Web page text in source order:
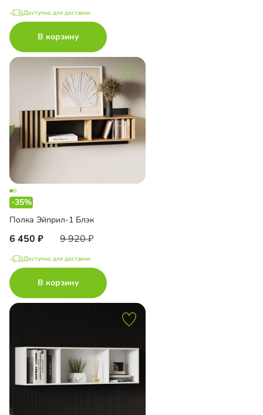
Доступно для доставки
В корзину
-35%
Полка Эйприл-1 Блэк
6 450 9 920
Доступно для доставки
В корзину